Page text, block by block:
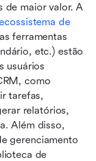
de maior valor. A
de
ferramentas
etc.) estão
usuários
como
tarefas,
relatórios,
gerenciamento
de